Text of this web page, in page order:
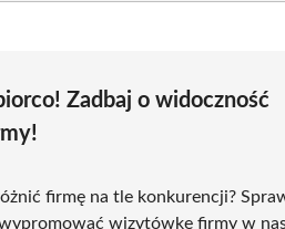
Zadbaj o widoczność
firmę na tle konkurencji?
wizytówkę firmy w